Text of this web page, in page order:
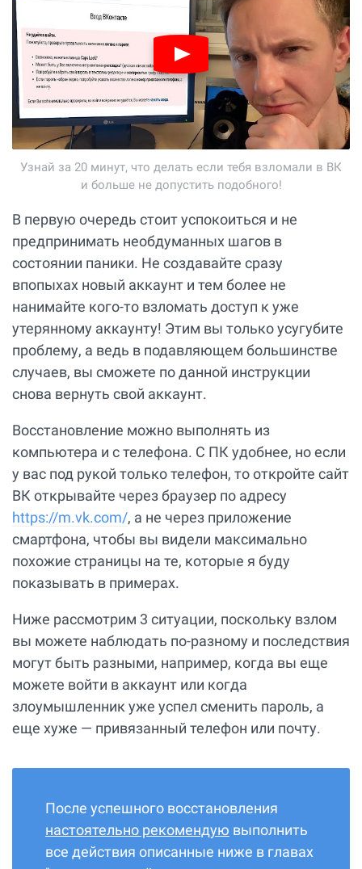
Узнай за 20 минут, что делать если тебя взломали в ВК
и больше не допустить подобного!
В первую очередь стоит успокоиться и не
предпринимать необдуманных шагов в
состоянии паники. Не создавайте сразу
впопыхах новый аккаунт и тем более не
нанимайте кого-то взломать доступ к уже
утерянному аккаунту! Этим вы только усугубите
проблему, а ведь в подавляющем большинстве
случаев, вы сможете по данной инструкции
снова вернуть свой аккаунт.
Восстановление можно выполнять из
компьютера и с телефона. С ПК удобнее, но если
у вас под рукой только телефон, то откройте сайт
ВК открывайте через браузер по адресу
https://m.vk.com/, а не через приложение
смартфона, чтобы вы видели максимально
похожие страницы на те, которые я буду
показывать в примерах.
Ниже рассмотрим 3 ситуации, поскольку взлом
вы можете наблюдать по-разному и последствия
могут быть разными, например, когда вы еще
можете войти в аккаунт или когда
злоумышленник уже успел сменить пароль, а
еще хуже — привязанный телефон или почту.
После успешного восстановления
настоятельно рекомендую выполнить
все действия описанные ниже в главах